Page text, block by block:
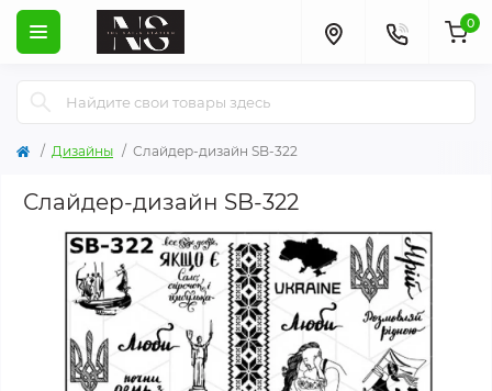
0
Дизайны Слайдер-дизайн SB-322
Слайдер-дизайн SB-322